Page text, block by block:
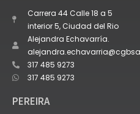
Carrera 44 Calle 18 a 5
interior 5, Ciudad del Rio
Alejandra Echavarría.
317 485 9273
317 485 9273
PEREIRA